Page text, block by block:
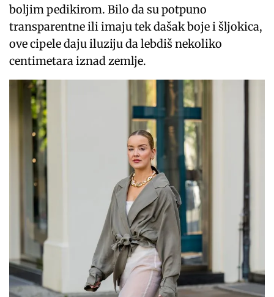
boljim pedikirom. Bilo da su potpuno
transparentne ili imaju tek dašak boje i šljokica,
ove cipele daju iluziju da lebdiš nekoliko
centimetara iznad zemlje.